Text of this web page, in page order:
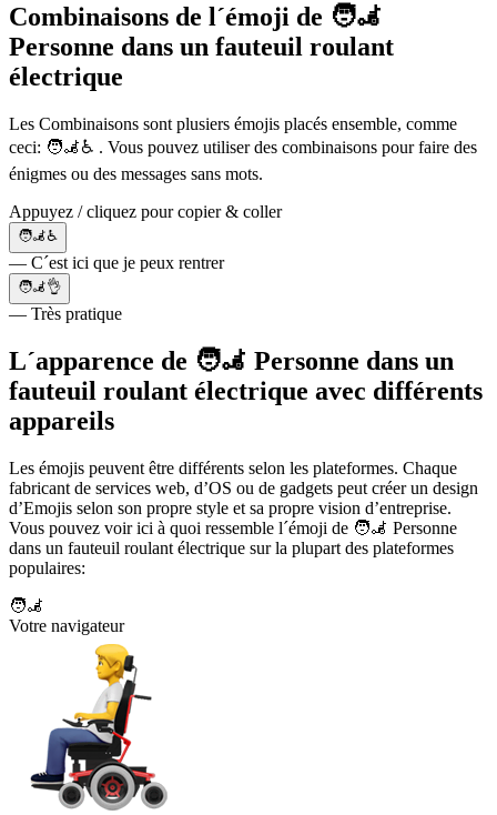
Combinaisons de l´émoji de 🧑‍🦼
Personne dans un fauteuil roulant
électrique
Les Combinaisons sont plusiers émojis placés ensemble, comme
ceci: 🧑‍🦼♿ . Vous pouvez utiliser des combinaisons pour faire des
énigmes ou des messages sans mots.
Appuyez / cliquez pour copier & coller
🧑‍🦼♿
— C´est ici que je peux rentrer
🧑‍🦼👌
— Très pratique
L´apparence de 🧑‍🦼 Personne dans un
fauteuil roulant électrique avec différents
appareils
Les émojis peuvent être différents selon les plateformes. Chaque
fabricant de services web, d’OS ou de gadgets peut créer un design
d’Emojis selon son propre style et sa propre vision d’entreprise.
Vous pouvez voir ici à quoi ressemble l´émoji de 🧑‍🦼 Personne
dans un fauteuil roulant électrique sur la plupart des plateformes
populaires:
🧑‍🦼
Votre navigateur